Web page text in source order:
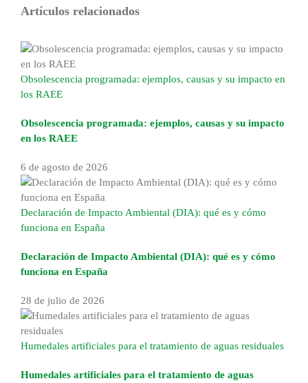
Facebook
X
Reddit
LinkedIn
WhatsApp
Tumblr
Pinterest
Correo
electrónico
Artículos relacionados
Obsolescencia programada: ejemplos, causas y su impacto en
los RAEE
Obsolescencia programada: ejemplos, causas y su impacto
en los RAEE
6 de agosto de 2026
Declaración de Impacto Ambiental (DIA): qué es y cómo
funciona en España
Declaración de Impacto Ambiental (DIA): qué es y cómo
funciona en España
28 de julio de 2026
Humedales artificiales para el tratamiento de aguas residuales
Humedales artificiales para el tratamiento de aguas